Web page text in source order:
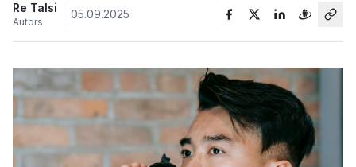
Sports
Kultūra
Re Talsi
Autors
05.09.2025